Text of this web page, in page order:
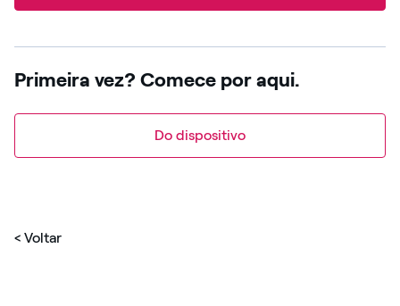
Primeira vez? Comece por aqui.
Do dispositivo
< Voltar